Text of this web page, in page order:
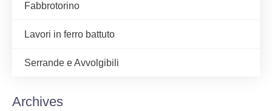
Fabbrotorino
Lavori in ferro battuto
Serrande e Avvolgibili
Archives